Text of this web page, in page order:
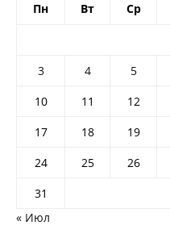
Пн Вт Ср
3
4 5
10
11 12
17
18 19
24
25 26
31
« Июл